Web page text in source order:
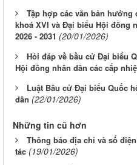
Tập hợp các văn bản
khoá XVI và Đại biểu Hội đồng
2026 - 2031 (20/01/2026)
Hỏi đáp về bầu cử Đại biểu
Hội đồng nhân dân các cấp
Luật Bầu cử Đại biểu Quốc
dân (22/01/2026)
Những tin cũ hơn
Thông báo địa chỉ và số
tác (19/01/2026)